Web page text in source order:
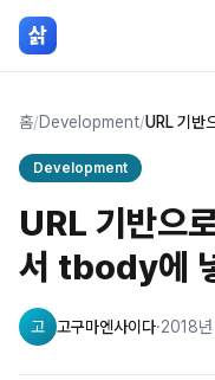
본문 바로가기
삵
홈/Development/
Development
URL 기반으
서 tbody에
고 고구마엔사이다·2018